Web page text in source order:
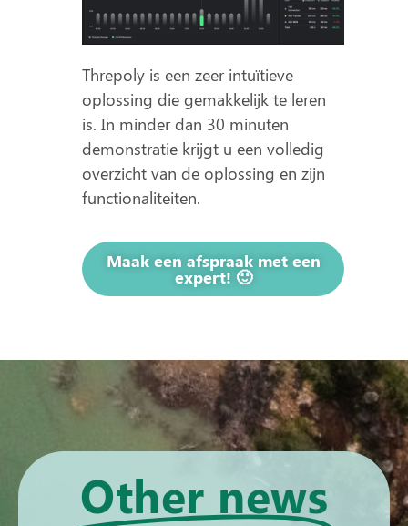
Threpoly is een zeer intuïtieve
oplossing die gemakkelijk te leren
is. In minder dan 30 minuten
demonstratie krijgt u een volledig
overzicht van de oplossing en zijn
functionaliteiten.
Maak een afspraak met een
expert! 🙂
Other news